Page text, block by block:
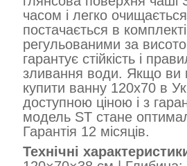
часом і легко
постачається в
регульованими за
гарантує стійкість і
зливання води. Якщо ви
купити ванну 120х70 в
доступною ціною і з
модель ST стане
Гарантія 12 місяців.
Технічні